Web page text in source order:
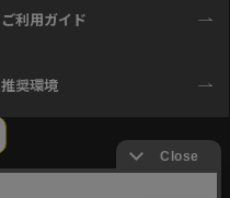
タオル・ブランケット
ご利用ガイド
推奨環境